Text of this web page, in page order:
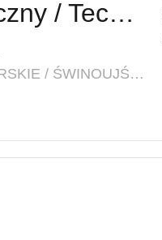
Technik Farmaceutyczny / Techniczka Farmaceutyczna
LOKALIZACJA: ZACHODNIOPOMORSKIE / ŚWINOUJŚCIE